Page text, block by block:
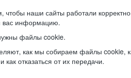
чтобы наши сайты работали
вас информацию.
файлы cookie.
как мы собираем файлы cookie,
отказаться от их передачи.